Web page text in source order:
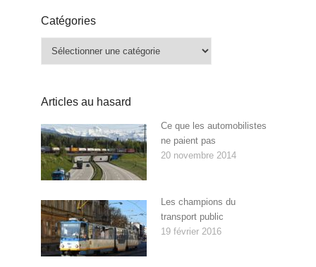
Catégories
Articles au hasard
Ce que les automobilistes
ne paient pas
20 novembre 2014
Les champions du
transport public
19 février 2016